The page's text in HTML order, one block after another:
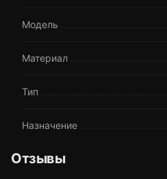
Модель
Материал
Тип
Назначение
Отзывы